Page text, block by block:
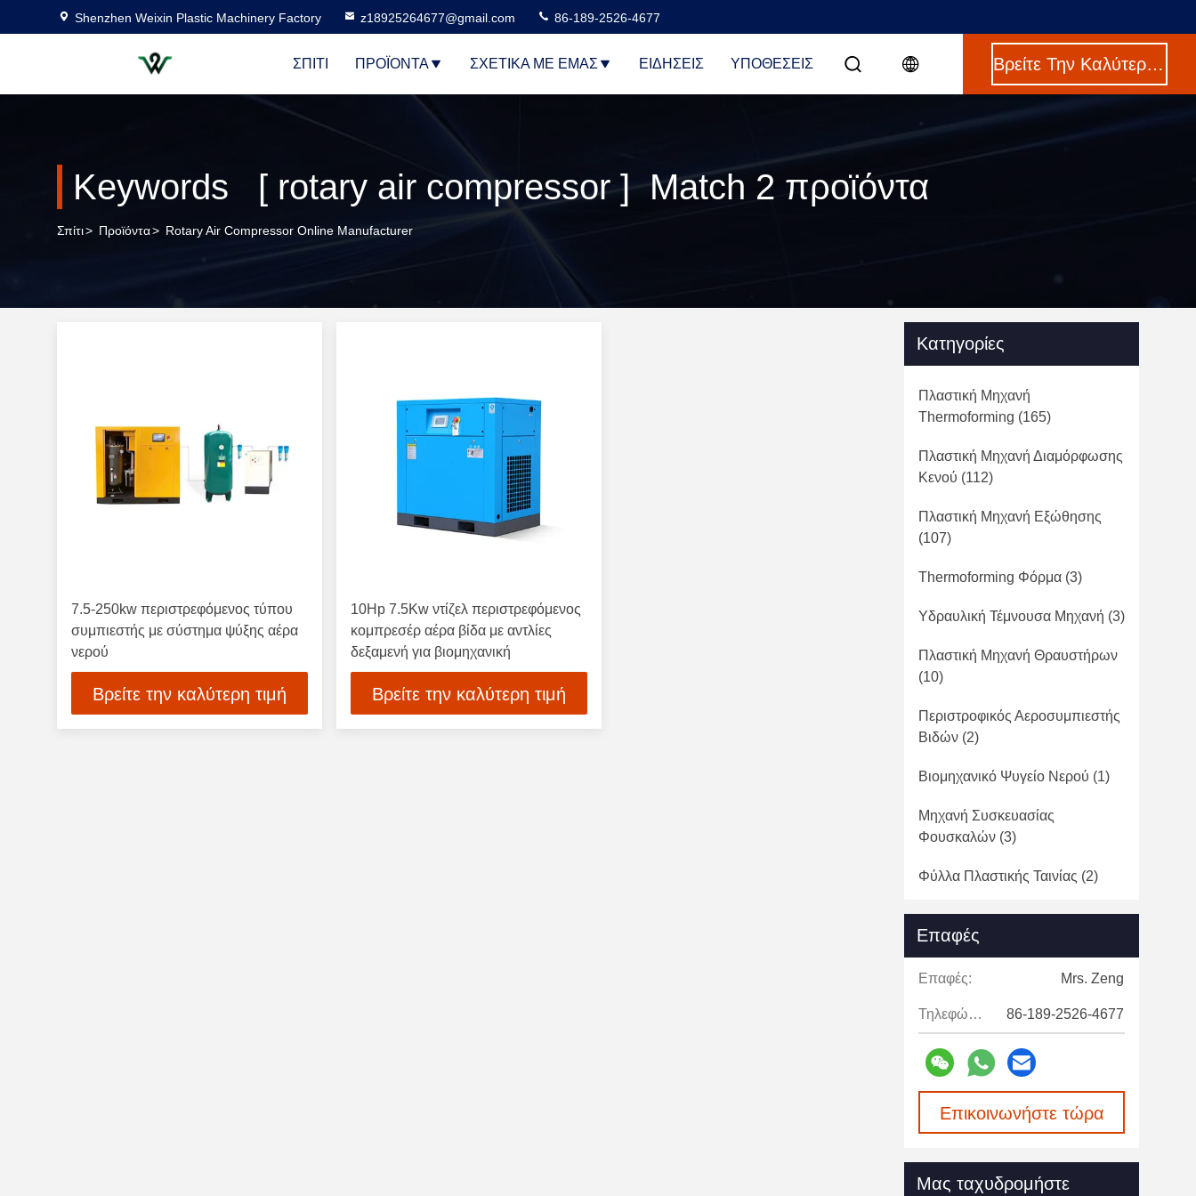
Shenzhen Weixin Plastic Machinery Factory z18925264677@gmail.com 86-189-2526-4677
ΣΠΊΤΙ ΠΡΟΪΌΝΤΑ ΣΧΕΤΙΚΆ ΜΕ ΕΜΆΣ ΕΙΔΉΣΕΙΣ ΥΠΟΘΈΣΕΙΣ Βρείτε Την Καλύτερη Τιμή
Keywords [ rotary air compressor ] Match 2 προϊόντα
Σπίτι> Προϊόντα> Rotary Air Compressor Online Manufacturer
7.5-250kw περιστρεφόμενος τύπου
συμπιεστής με σύστημα ψύξης αέρα
νερού
Βρείτε την καλύτερη τιμή
10Hp 7.5Kw ντίζελ περιστρεφόμενος
κομπρεσέρ αέρα βίδα με αντλίες
δεξαμενή για βιομηχανική
Βρείτε την καλύτερη τιμή
Κατηγορίες
Πλαστική Μηχανή
Thermoforming (165)
Πλαστική Μηχανή Διαμόρφωσης
Κενού (112)
Πλαστική Μηχανή Εξώθησης
(107)
Thermoforming Φόρμα (3)
Υδραυλική Τέμνουσα Μηχανή (3)
Πλαστική Μηχανή Θραυστήρων
(10)
Περιστροφικός Αεροσυμπιεστής
Βιδών (2)
Βιομηχανικό Ψυγείο Νερού (1)
Μηχανή Συσκευασίας
Φουσκαλών (3)
Φύλλα Πλαστικής Ταινίας (2)
Μηχανή Εκτύπωσης
Φλυτζανιών
Μηχανή Στοίβασης Φλιτζάνων
Μηχανή Σφράγισης Σημείων
Συσκευασίας
(5)
Ρολό Πλαστικό Φιλμ(9)
Επαφές
Επαφές: Mrs. Zeng
Τηλεφώνημα: 86-189-2526-4677
Επικοινωνήστε τώρα
Μας ταχυδρομήστε